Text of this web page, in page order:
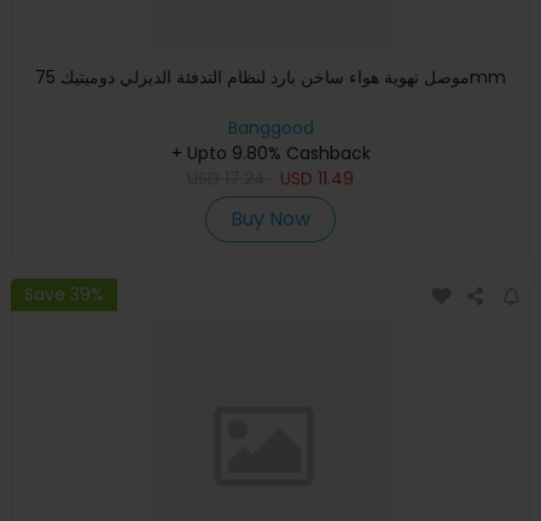
موصل تهوية هواء ساخن بارد لنظام التدفئة الديزلي دوميتيك 75mm
Banggood
+ Upto 9.80% Cashback
USD 11.49
Buy Now
Save 39%